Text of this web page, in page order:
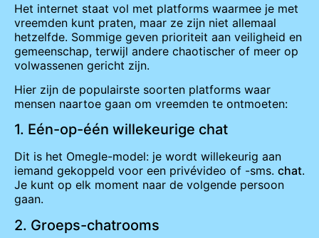
Het internet staat vol met platforms waarmee je met
vreemden kunt praten, maar ze zijn niet allemaal
hetzelfde. Sommige geven prioriteit aan veiligheid en
gemeenschap, terwijl andere chaotischer of meer op
volwassenen gericht zijn.
Hier zijn de populairste soorten platforms waar
mensen naartoe gaan om vreemden te ontmoeten:
1. Eén-op-één willekeurige chat
Dit is het Omegle-model: je wordt willekeurig aan
iemand gekoppeld voor een privévideo of -sms. chat.
Je kunt op elk moment naar de volgende persoon
gaan.
2. Groeps-chatrooms